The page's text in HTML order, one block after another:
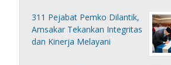
311 Pejabat Pemko Dilantik,
Amsakar Tekankan Integritas
dan Kinerja Melayani